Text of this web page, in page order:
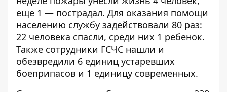
еще 1 — пострадал. Для оказания помощи
населению службу задействовали 80 раз:
22 человека спасли, среди них 1 ребенок.
Также сотрудники ГСЧС нашли и
обезвредили 6 единиц устаревших
боеприпасов и 1 единицу современных.